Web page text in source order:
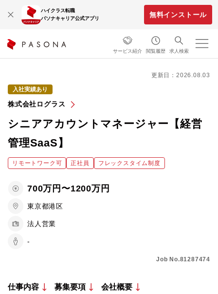
ハイクラス転職
パソナキャリア公式アプリ
無料インストール
サービス紹介 閲覧履歴 求人検索
更新日：2026.08.03
入社実績あり
株式会社ログラス
シニアアカウントマネージャー【経営
管理SaaS】
リモートワーク可 正社員 フレックスタイム制度
700万円〜1200万円
東京都港区
法人営業
-
Job No.81287474
仕事内容 募集要項 会社概要